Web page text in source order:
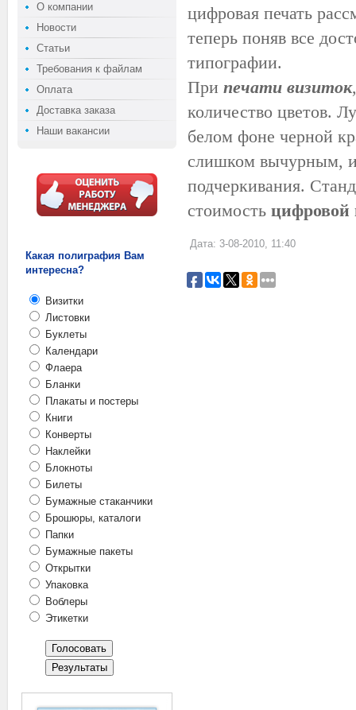
О компании
Новости
Статьи
Требования к файлам
Оплата
Доставка заказа
Наши вакансии
Какая полиграфия Вам
интересна?
Визитки
Листовки
Буклеты
Календари
Флаера
Бланки
Плакаты и постеры
Книги
Конверты
Наклейки
Блокноты
Билеты
Бумажные стаканчики
Брошюры, каталоги
Папки
Бумажные пакеты
Открытки
Упаковка
Воблеры
Этикетки
цифровая печать
теперь поняв все
типографии.
При печати визиток
количество цветов.
белом фоне черной
слишком вычурным,
подчеркивания.
стоимость цифровой
Дата: 3-08-2010, 11:40